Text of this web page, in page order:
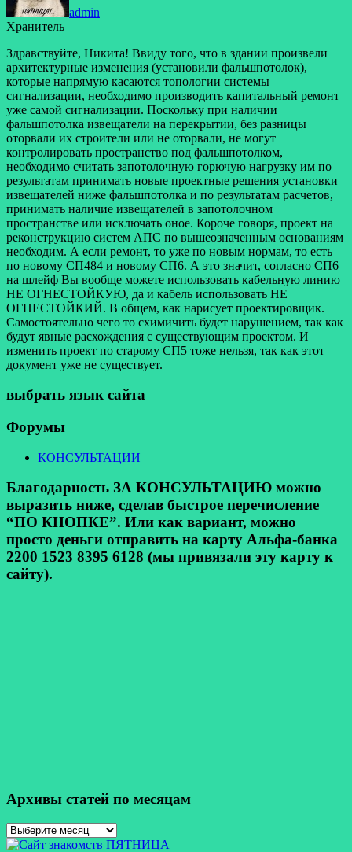
admin
Хранитель
Здравствуйте, Никита! Ввиду того, что в здании произвели
архитектурные изменения (установили фальшпотолок),
которые напрямую касаются топологии системы
сигнализации, необходимо производить капитальный ремонт
уже самой сигнализации. Поскольку при наличии
фальшпотолка извещатели на перекрытии, без разницы
оторвали их строители или не оторвали, не могут
контролировать пространство под фальшпотолком,
необходимо считать запотолочную горючую нагрузку им по
результатам принимать новые проектные решения установки
извещателей ниже фальшпотолка и по результатам расчетов,
принимать наличие извещателей в запотолочном
пространстве или исключать оное. Короче говоря, проект на
реконструкцию систем АПС по вышеозначенным основаниям
необходим. А если ремонт, то уже по новым нормам, то есть
по новому СП484 и новому СП6. А это значит, согласно СП6
на шлейф Вы вообще можете использовать кабельную линию
НЕ ОГНЕСТОЙКУЮ, да и кабель использовать НЕ
ОГНЕСТОЙКИЙ. В общем, как нарисует проектировщик.
Самостоятельно чего то схимичить будет нарушением, так как
будут явные расхождения с существующим проектом. И
изменить проект по старому СП5 тоже нельзя, так как этот
документ уже не существует.
выбрать язык сайта
Форумы
КОНСУЛЬТАЦИИ
Благодарность ЗА КОНСУЛЬТАЦИЮ можно
выразить ниже, сделав быстрое перечисление
“ПО КНОПКЕ”. Или как вариант, можно
просто деньги отправить на карту Альфа-банка
2200 1523 8395 6128 (мы привязали эту карту к
сайту).
Архивы статей по месяцам
Архивы
статей